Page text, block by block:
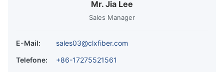
Mr. Jia Lee
Sales Manager
E-Mail:
sales03@clxfiber.com
Telefone:
+86-17275521561